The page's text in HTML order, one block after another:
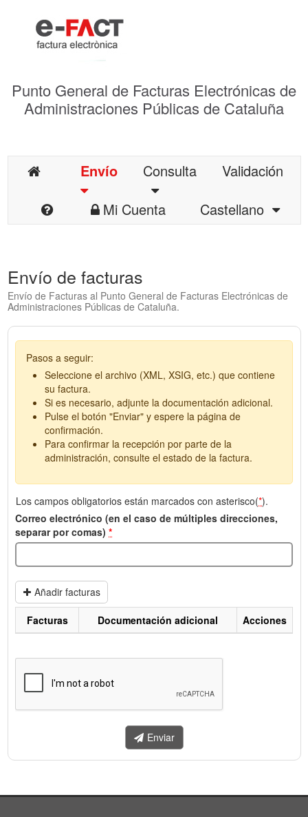
Punto General de Facturas Electrónicas de
Administraciones Públicas de Cataluña
Envío Consulta
Validación
Mi Cuenta
Castellano
Envío de facturas
Envío de Facturas al Punto General de Facturas Electrónicas de
Administraciones Públicas de Cataluña.
Pasos a seguir:
Seleccione el archivo (XML, XSIG, etc.) que contiene
su factura.
Si es necesario, adjunte la documentación adicional.
Pulse el botón "Enviar" y espere la página de
confirmación.
Para confirmar la recepción por parte de la
administración, consulte el estado de la factura.
Los campos obligatorios están marcados con asterisco(*).
Correo electrónico (en el caso de múltiples direcciones,
separar por comas) *
Añadir facturas
enviar.
Facturas Documentación adicional Acciones
Enviar